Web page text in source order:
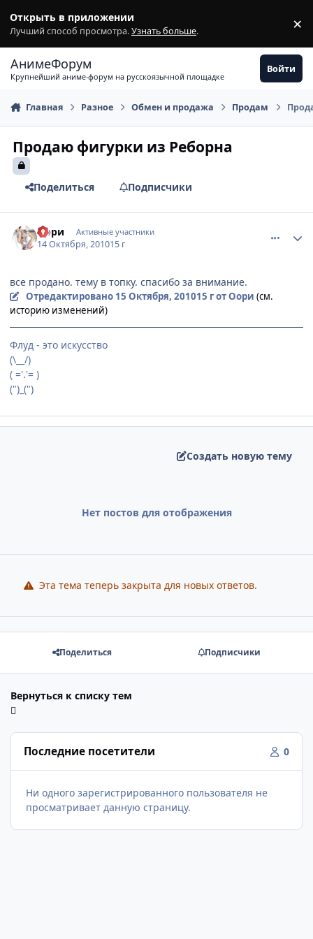
Открыть в приложении
Лучший способ просмотра.Узнать больше. ×
АнимеФорум
Крупнейший аниме-форум на русскоязычной площадке
Войти
Главная Разное Обмен и продажа Продам
Продаю фигурки из Реборна
Поделиться Подписчики
Оори Активные участники
14 Октября, 201015 г
все продано. тему в топку. спасибо за внимание.
Отредактировано 15 Октября, 201015 гот Оори (см.
историю изменений)
Флуд - это искусство
(\__/)
( ='.'= )
(")_(")
Создать новую тему
Нет постов для отображения
Эта тема теперь закрыта для новых ответов.
Поделиться Подписчики
Вернуться к списку тем
Последние посетители 0
Ни одного зарегистрированного пользователя не
просматривает данную страницу.